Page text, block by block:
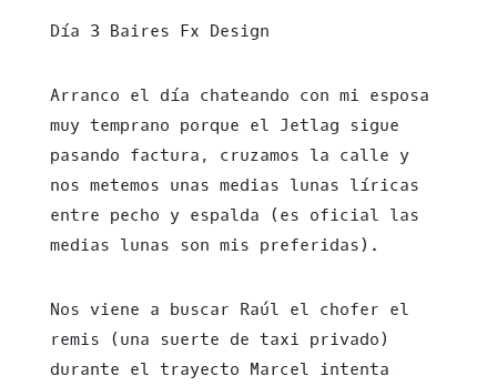
Día 3 Baires Fx Design
Arranco el día chateando con mi esposa
muy temprano porque el Jetlag sigue
pasando factura, cruzamos la calle y
nos metemos unas medias lunas líricas
entre pecho y espalda (es oficial las
medias lunas son mis preferidas).
Nos viene a buscar Raúl el chofer el
remis (una suerte de taxi privado)
durante el trayecto Marcel intenta